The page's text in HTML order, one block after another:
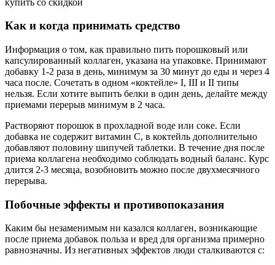
Как и когда принимать средство
Информация о том, как правильно пить порошковый или
капсулированный коллаген, указана на упаковке. Принимают
добавку 1-2 раза в день, минимум за 30 минут до еды и через 4
часа после. Сочетать в одном «коктейле» I, III и II типы
нельзя. Если хотите выпить белки в один день, делайте между
приемами перерыв минимум в 2 часа.
Растворяют порошок в прохладной воде или соке. Если
добавка не содержит витамин С, в коктейль дополнительно
добавляют половину шипучей таблетки. В течение дня после
приема коллагена необходимо соблюдать водный баланс. Курс
длится 2-3 месяца, возобновить можно после двухмесячного
перерыва.
Побочные эффекты и противопоказания
Каким бы незаменимым ни казался коллаген, возникающие
после приема добавок польза и вред для организма примерно
равнозначны. Из негативных эффектов люди сталкиваются с: